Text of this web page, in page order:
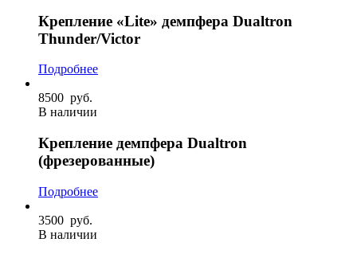
Крепление «Lite» демпфера Dualtron
Thunder/Victor
Подробнее
8500 руб.
В наличии
Крепление демпфера Dualtron
(фрезерованные)
Подробнее
3500 руб.
В наличии